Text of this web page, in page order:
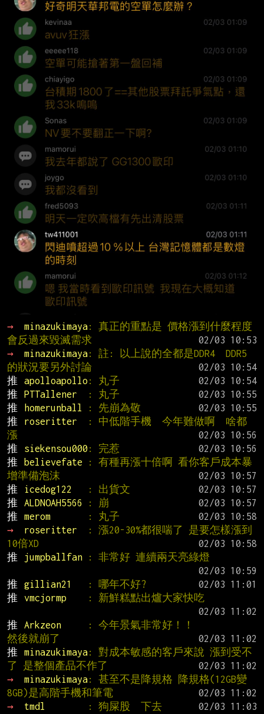
→ minazukimaya: 真正的重點是 價格漲到什麼程度
會反過來毀滅需求
→
minazukimaya: 註: 以上說的全都是DDR4  DDR5
的狀況要另外討論
推
apolloapollo : 丸子
推
PTTallener : 丸子
推
homerunball : 先崩為敬
推
roseritter
: 中低階手機  今年難做啊  啥都
漲
推
siekensou000 : 完惹
推
believefate
: 有種再漲十倍啊 看你客戶成本暴
增準備泡沫
推
icedog122 : 出貨文
推
ALDNOAH5566 : 崩
推
merom : 丸子
→
roseritter
: 漲20-30%都很喘了 是要怎樣漲到
10倍XD
推
jumpballfan
: 非常好 連續兩天亮綠燈
推
gillian21 : 哪年不好?
推
vmcjormp
: 新鮮糕點出爐大家快吃
推
Arkzeon
: 今年景氣非常好！！
然後就崩了
推
minazukimaya: 對成本敏感的客戶來說 漲到受不
了 是整個產品不作了
→
minazukimaya: 甚至不是降規格 降規格(12GB變
8GB)是高階手機和筆電
→
tmdl : 狗屎股  下去